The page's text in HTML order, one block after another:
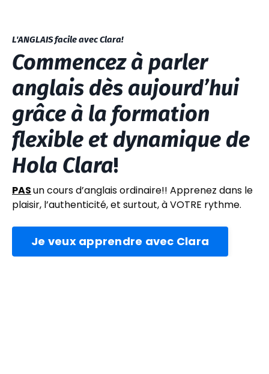
L'ANGLAIS facile avec Clara!
Commencez à parler
anglais dès aujourd’hui
grâce à la formation
flexible et dynamique de
Hola Clara!
PASun cours d’anglais ordinaire!! Apprenez dans le
plaisir, l’authenticité, et surtout, à VOTRE rythme.
Je veux apprendre avec Clara